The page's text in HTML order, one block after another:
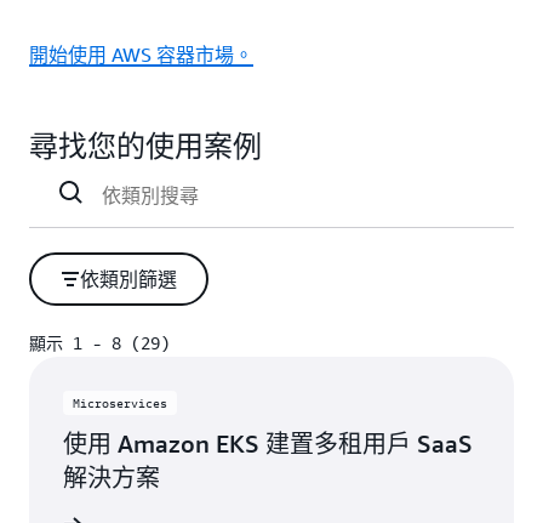
開始使用 AWS 容器市場。
尋找您的使用案例
依類別篩選
顯示 1 - 8 (29)
Microservices
使用 Amazon EKS 建置多租用戶 SaaS
解決方案